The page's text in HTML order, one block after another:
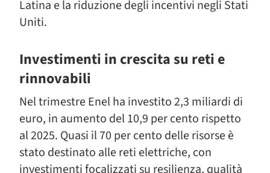
Latina e la riduzione degli incentivi negli Stati
Uniti.
Investimenti in crescita su reti e
rinnovabili
Nel trimestre Enel ha investito 2,3 miliardi di
euro, in aumento del 10,9 per cento rispetto
al 2025. Quasi il 70 per cento delle risorse è
stato destinato alle reti elettriche, con
investimenti focalizzati su resilienza, qualità